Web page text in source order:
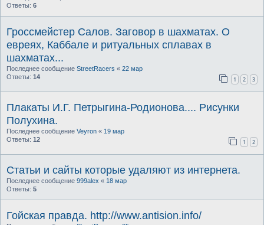
Ответы: 6
Гроссмейстер Салов. Заговор в шахматах. О
евреях, Каббале и ритуальных сплавах в
шахматах...
Последнее сообщение StreetRacers « 22 мар
Ответы: 14 1 2 3
Плакаты И.Г. Петрыгина-Родионова.... Рисунки
Полухина.
Последнее сообщение Veyron « 19 мар
Ответы: 12 1 2
Статьи и сайты которые удаляют из интернета.
Последнее сообщение 999alex « 18 мар
Ответы: 5
Гойская правда. http://www.antision.info/